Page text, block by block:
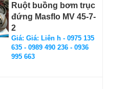
Ruột buồng bơm trục
đứng Masflo MV 45-7-
2
Giá: Giá: Liên h - 0975 135
635 - 0989 490 236 - 0936
995 663